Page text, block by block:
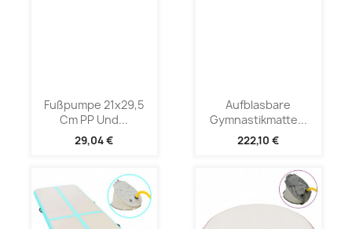
Fußpumpe 21x29,5
Cm PP Und...
29,04 €
Aufblasbare
Gymnastikmatte...
222,10 €